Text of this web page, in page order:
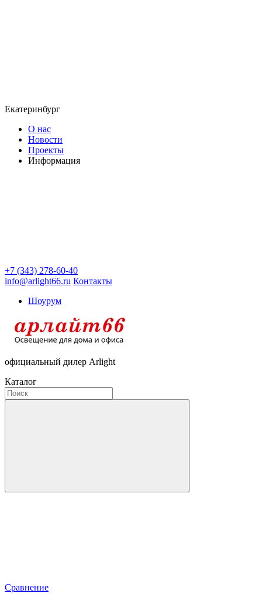
Екатеринбург
О нас
Новости
Проекты
Информация
+7 (343) 278-60-40
info@arlight66.ru Контакты
Шоурум
официальный дилер Arlight
Каталог
Сравнение